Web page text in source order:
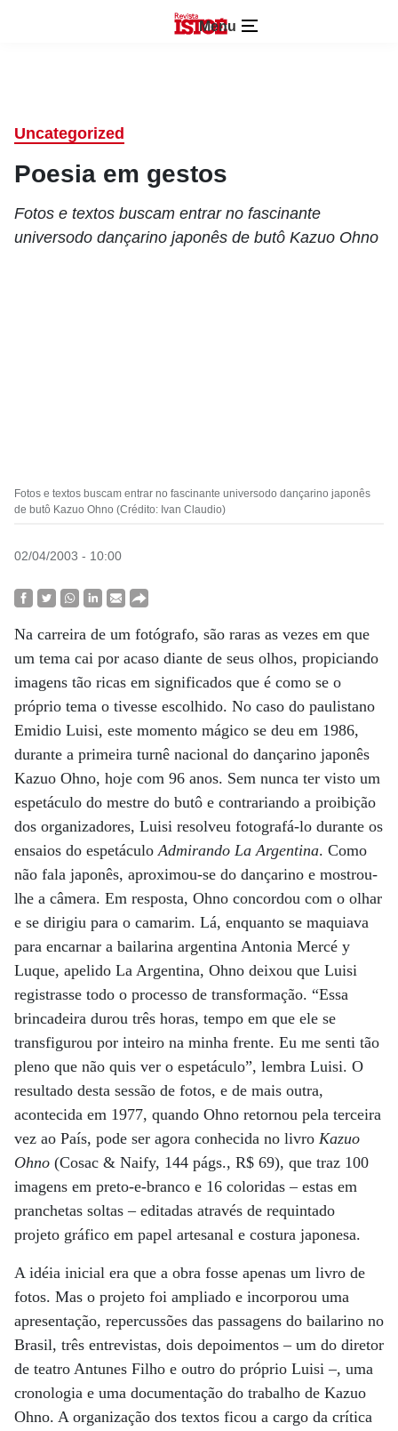
Menu
Uncategorized
Poesia em gestos
Fotos e textos buscam entrar no fascinante
universodo dançarino japonês de butô Kazuo Ohno
Fotos e textos buscam entrar no fascinante universodo dançarino japonês
de butô Kazuo Ohno (Crédito: Ivan Claudio)
02/04/2003 - 10:00
Na carreira de um fotógrafo, são raras as vezes em que
um tema cai por acaso diante de seus olhos, propiciando
imagens tão ricas em significados que é como se o
próprio tema o tivesse escolhido. No caso do paulistano
Emidio Luisi, este momento mágico se deu em 1986,
durante a primeira turnê nacional do dançarino japonês
Kazuo Ohno, hoje com 96 anos. Sem nunca ter visto um
espetáculo do mestre do butô e contrariando a proibição
dos organizadores, Luisi resolveu fotografá-lo durante os
ensaios do espetáculoAdmirando La Argentina. Como
não fala japonês, aproximou-se do dançarino e mostrou-
lhe a câmera. Em resposta, Ohno concordou com o olhar
e se dirigiu para o camarim. Lá, enquanto se maquiava
para encarnar a bailarina argentina Antonia Mercé y
Luque, apelido La Argentina, Ohno deixou que Luisi
registrasse todo o processo de transformação. “Essa
brincadeira durou três horas, tempo em que ele se
transfigurou por inteiro na minha frente. Eu me senti tão
pleno que não quis ver o espetáculo”, lembra Luisi. O
resultado desta sessão de fotos, e de mais outra,
acontecida em 1977, quando Ohno retornou pela terceira
vez ao País, pode ser agora conhecida no livro Kazuo
Ohno (Cosac & Naify, 144 págs., R$ 69), que traz 100
imagens em preto-e-branco e 16 coloridas – estas em
pranchetas soltas – editadas através de requintado
projeto gráfico em papel artesanal e costura japonesa.
A idéia inicial era que a obra fosse apenas um livro de
fotos. Mas o projeto foi ampliado e incorporou uma
apresentação, repercussões das passagens do bailarino no
Brasil, três entrevistas, dois depoimentos – um do diretor
de teatro Antunes Filho e outro do próprio Luisi –, uma
cronologia e uma documentação do trabalho de Kazuo
Ohno. A organização dos textos ficou a cargo da crítica